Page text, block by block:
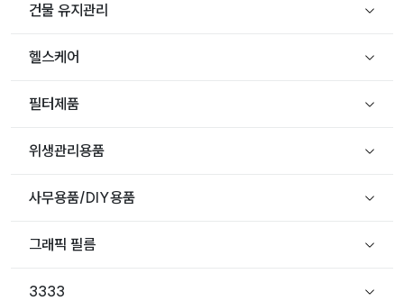
건물 유지관리
헬스케어
필터제품
위생관리용품
사무용품/DIY용품
그래픽 필름
3333